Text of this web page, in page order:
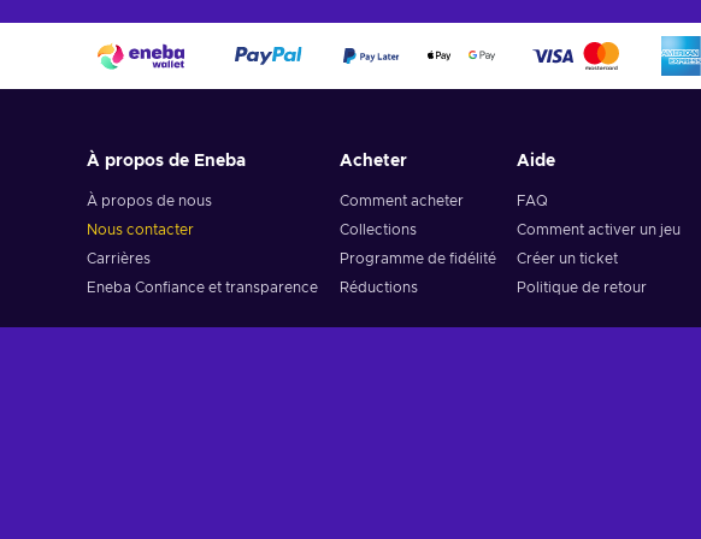
À propos de Eneba
À propos de nous
Nous contacter
Carrières
Eneba Confiance et transparence
Acheter
Comment acheter
Collections
Programme de fidélité
Réductions
Aide
FAQ
Comment activer un jeu
Créer un ticket
Politique de retour